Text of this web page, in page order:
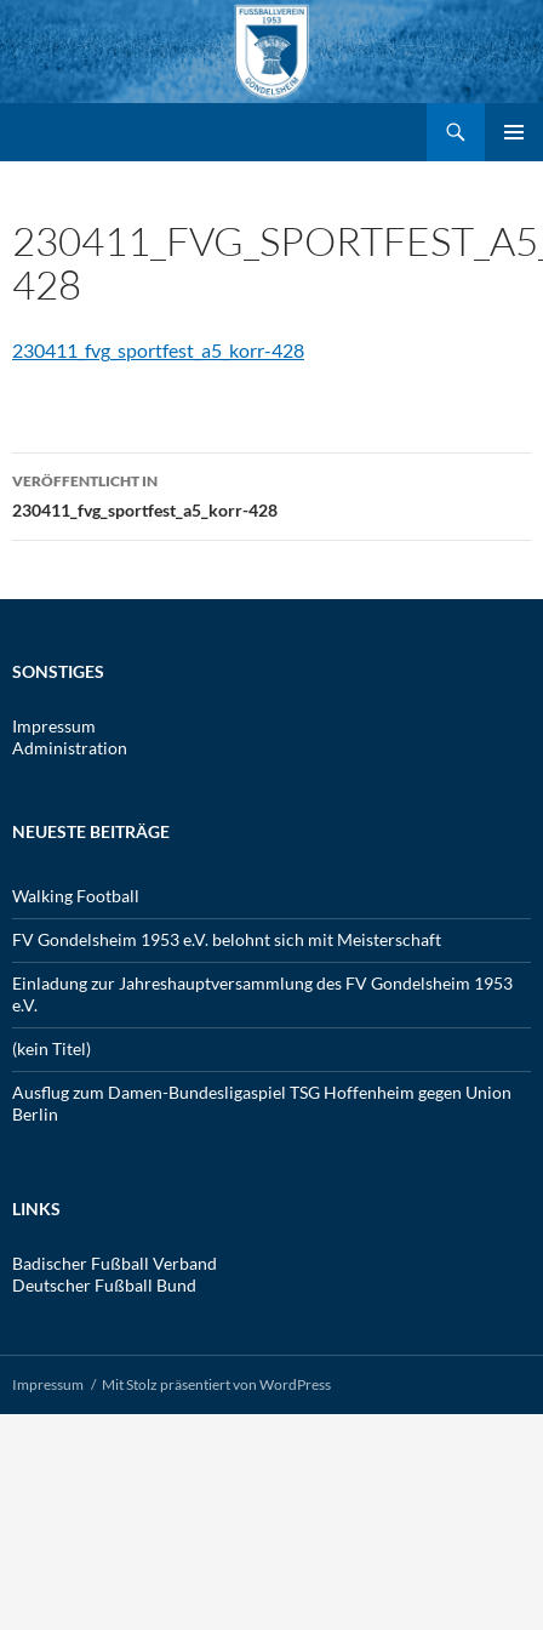
Zum
Inhalt
springen
428
230411_fvg_sportfest_a5_korr-428
Beitragsnavigation
VERÖFFENTLICHT IN
230411_fvg_sportfest_a5_korr-428
SONSTIGES
Impressum
Administration
NEUESTE BEITRÄGE
Walking Football
FV Gondelsheim 1953 e.V. belohnt sich mit Meisterschaft
Einladung zur Jahreshauptversammlung des FV Gondelsheim 1953
e.V.
(kein Titel)
Ausflug zum Damen-Bundesligaspiel TSG Hoffenheim gegen Union
Berlin
LINKS
Badischer Fußball Verband
Deutscher Fußball Bund
Impressum Mit Stolz präsentiert von WordPress